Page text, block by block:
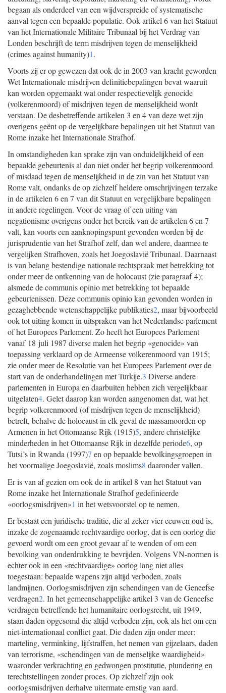
begaan als onderdeel van een wijdverspreide of systematische
aanval tegen een bepaalde populatie. Ook artikel 6 van het Statuut
van het Internationale Militaire Tribunaal bij het Verdrag van
Londen beschrijft de term misdrijven tegen de menselijkheid
(crimes against humanity)1.
Voorts zij er op gewezen dat ook de in 2003 van kracht geworden
Wet Internationale misdrijven definitiebepalingen bevat waaruit
kan worden opgemaakt wat onder respectievelijk genocide
(volkerenmoord) of misdrijven tegen de menselijkheid wordt
verstaan. De desbetreffende artikelen 3 en 4 van deze wet zijn
overigens geënt op de vergelijkbare bepalingen uit het Statuut van
Rome inzake het Internationale Strafhof.
In omstandigheden kan sprake zijn van onduidelijkheid of een
bepaalde gebeurtenis al dan niet onder het begrip volkerenmoord
of misdaad tegen de menselijkheid in de zin van het Statuut van
Rome valt, ondanks de op zichzelf heldere omschrijvingen terzake
in de artikelen 6 en 7 van dit Statuut en vergelijkbare bepalingen
in andere regelingen. Voor de vraag of een uiting van
negationisme overigens onder het bereik van de artikelen 6 en 7
valt, kan voorts een aanknopingspunt gevonden worden bij de
jurisprudentie van het Strafhof zelf, dan wel andere, daarmee te
vergelijken Strafhoven, zoals het Joegoslavië Tribunaal. Daarnaast
is van belang bestendige nationale rechtspraak met betrekking tot
onder meer de ontkenning van de holocaust (zie paragraaf 4);
alsmede de communis opinio met betrekking tot bepaalde
gebeurtenissen. Deze communis opinio kan gevonden worden in
gezaghebbende wetenschappelijke publikaties2, maar bijvoorbeeld
ook tot uiting komen in uitspraken van het Nederlandse parlement
of het Europees Parlement. Zo heeft het Europees Parlement
vanaf 18 juli 1987 diverse malen het begrip «genocide» van
toepassing verklaard op de Armeense volkerenmoord van 1915;
zie onder meer de Resolutie van het Europees Parlement over de
start van de onderhandelingen met Turkije.3 Diverse andere
parlementen in Europa en daarbuiten hebben zich vergelijkbaar
uitgelaten4. Gelet daarop kan worden aangenomen dat, wat het
begrip volkerenmoord (of misdrijven tegen de menselijkheid)
betreft, behalve de holocaust in elk geval de massamoorden op
Armenen in het Ottomaanse Rijk (1915)5, andere christelijke
minderheden in het Ottomaanse Rijk in dezelfde periode6, op
Tutsi’s in Rwanda (1997)7 en op bepaalde bevolkingsgroepen in
het voormalige Joegoslavië, zoals moslims8 daaronder vallen.
Er is van af gezien om ook de in artikel 8 van het Statuut van
Rome inzake het Internationale Strafhof gedefinieerde
«oorlogsmisdrijven»1 in het wetsvoorstel op te nemen.
Er bestaat een juridische traditie, die al zeker vier eeuwen oud is,
inzake de zogenaamde rechtvaardige oorlog, dat is een oorlog die
gevoerd wordt om een groot gevaar af te wenden of om een
bevolking van onderdrukking te bevrijden. Volgens VN-normen is
echter ook in een «rechtvaardige» oorlog lang niet alles
toegestaan: bepaalde wapens zijn altijd verboden, zoals
landmijnen. Oorlogsmisdrijven zijn schendingen van de Geneefse
verdragen2. In het gemeenschappelijke artikel 3 van de Geneefse
verdragen betreffende het humanitaire oorlogsrecht, uit 1949,
staan daden opgesomd die altijd verboden zijn, ook als het om een
niet-internationaal conflict gaat. Die daden zijn onder meer:
marteling, verminking, lijfstraffen, het nemen van gijzelaars, daden
van terrorisme, «schendingen van de menselijke waardigheid»
waaronder verkrachting en gedwongen prostitutie, plundering en
terechtstellingen zonder proces. Op zichzelf zijn ook
oorlogsmisdrijven derhalve uitermate ernstig van aard.